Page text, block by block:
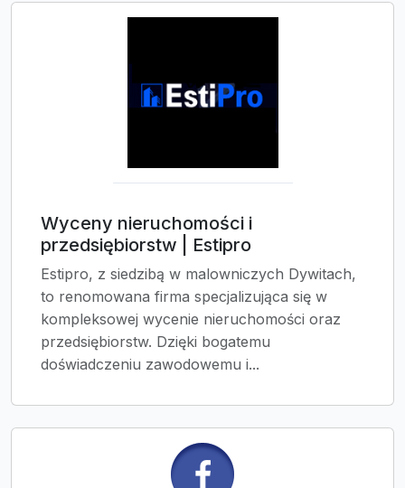
Wyceny nieruchomości i
przedsiębiorstw | Estipro
Estipro, z siedzibą w malowniczych Dywitach,
to renomowana firma specjalizująca się w
kompleksowej wycenie nieruchomości oraz
przedsiębiorstw. Dzięki bogatemu
doświadczeniu zawodowemu i...